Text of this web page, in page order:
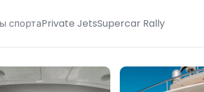
спортаPrivate JetsSupercar Rally